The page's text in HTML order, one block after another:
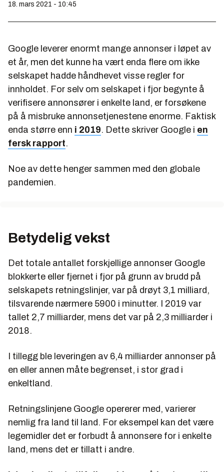
18. mars 2021 - 10:45
Google leverer enormt mange annonser i løpet av
et år, men det kunne ha vært enda flere om ikke
selskapet hadde håndhevet visse regler for
innholdet. For selv om selskapet i fjor begynte å
verifisere annonsører i enkelte land, er forsøkene
på å misbruke annonsetjenestene enorme. Faktisk
enda større enn i 2019. Dette skriver Google i en
fersk rapport.
Noe av dette henger sammen med den globale
pandemien.
Betydelig vekst
Det totale antallet forskjellige annonser Google
blokkerte eller fjernet i fjor på grunn av brudd på
selskapets retningslinjer, var på drøyt 3,1 milliard,
tilsvarende nærmere 5900 i minutter. I 2019 var
tallet 2,7 milliarder, mens det var på 2,3 milliarder i
2018.
I tillegg ble leveringen av 6,4 milliarder annonser på
en eller annen måte begrenset, i stor grad i
enkeltland.
Retningslinjene Google opererer med, varierer
nemlig fra land til land. For eksempel kan det være
legemidler det er forbudt å annonsere for i enkelte
land, mens det er tillatt i andre.